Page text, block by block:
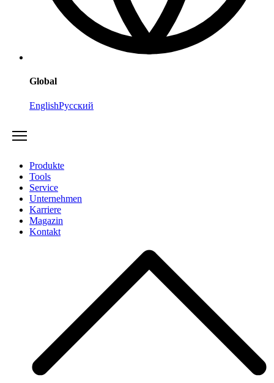
Global
EnglishРусский
Produkte
Tools
Service
Unternehmen
Karriere
Magazin
Kontakt